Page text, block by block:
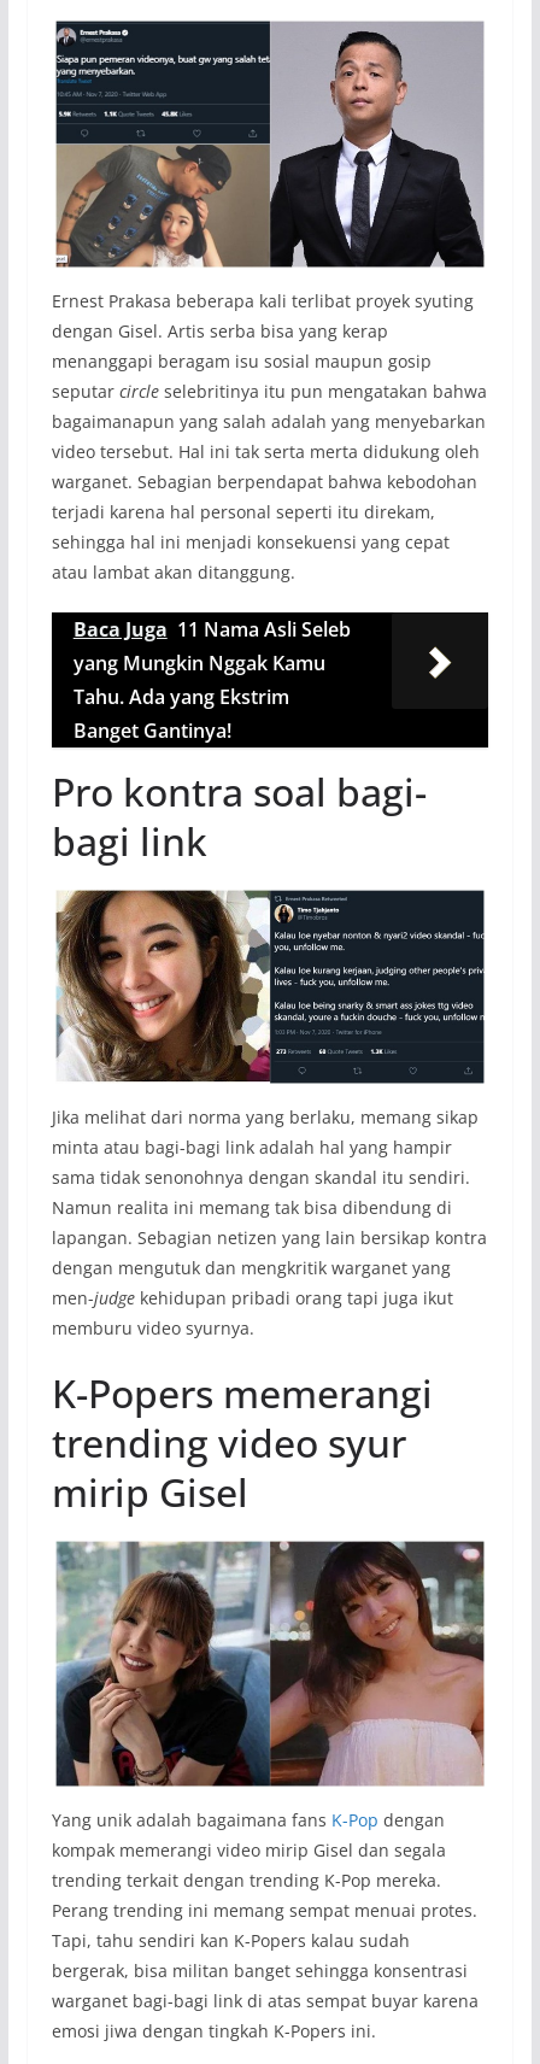
Ernest Prakasa beberapa kali terlibat proyek syuting
dengan Gisel. Artis serba bisa yang kerap
menanggapi beragam isu sosial maupun gosip
seputar circleselebritinya itu pun mengatakan bahwa
bagaimanapun yang salah adalah yang menyebarkan
video tersebut. Hal ini tak serta merta didukung oleh
warganet. Sebagian berpendapat bahwa kebodohan
terjadi karena hal personal seperti itu direkam,
sehingga hal ini menjadi konsekuensi yang cepat
atau lambat akan ditanggung.
Baca Juga 11 Nama Asli Seleb
yang Mungkin Nggak Kamu
Tahu. Ada yang Ekstrim
Banget Gantinya!
Pro kontra soal bagi-
bagi link
Jika melihat dari norma yang berlaku, memang sikap
minta atau bagi-bagi link adalah hal yang hampir
sama tidak senonohnya dengan skandal itu sendiri.
Namun realita ini memang tak bisa dibendung di
lapangan. Sebagian netizen yang lain bersikap kontra
dengan mengutuk dan mengkritik warganet yang
men-judgekehidupan pribadi orang tapi juga ikut
memburu video syurnya.
K-Popers memerangi
trending video syur
mirip Gisel
Yang unik adalah bagaimana fans K-Pop dengan
kompak memerangi video mirip Gisel dan segala
trending terkait dengan trending K-Pop mereka.
Perang trending ini memang sempat menuai protes.
Tapi, tahu sendiri kan K-Popers kalau sudah
bergerak, bisa militan banget sehingga konsentrasi
warganet bagi-bagi link di atas sempat buyar karena
emosi jiwa dengan tingkah K-Popers ini.